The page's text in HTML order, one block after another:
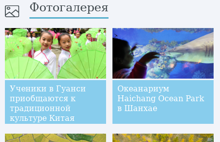
Фотогалерея
Ученики в Гуанси
приобщаются к
традиционной
культуре Китая
Океанариум
Haichang Ocean Park
в Шанхае